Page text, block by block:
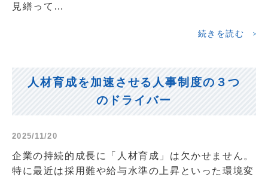
見繕って…
続きを読む
人材育成を加速させる人事制度の３つ
のドライバー
2025/11/20
企業の持続的成長に「人材育成」は欠かせません。
特に最近は採用難や給与水準の上昇といった環境変